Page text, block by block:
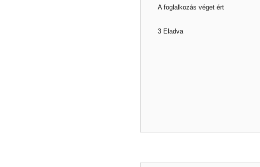
A foglalkozás véget ért
3 Eladva